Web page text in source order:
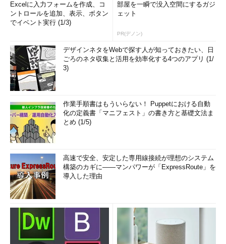
Excelに入力フォームを作成、コ
ントロールを追加、表示、ボタン
でイベント実行 (1/3)
部屋を一瞬で没入空間にするガジ
ェット
PR(デノン)
デザインネタをWebで探す人が知っておきたい、日
ごろのネタ収集と活用を効率化する4つのアプリ (1/
3)
作業手順書はもういらない！ Puppetにおける自動
化の定義書「マニフェスト」の書き方と基礎文法ま
とめ (1/5)
高速で安全、安定した専用線接続が理想のシステム
構築のカギに――マンパワーが「ExpressRoute」を
導入した理由